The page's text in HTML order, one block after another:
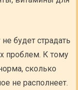
будет страдать
проблем. К тому
сколько
не располнеет.